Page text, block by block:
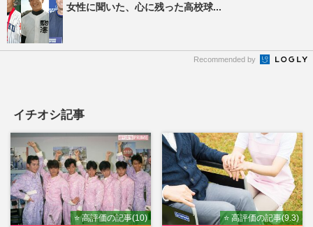
女性に聞いた、心に残った高校球...
Recommended by
イチオシ記事
⭐ 高評価の記事(10) ⭐ 高評価の記事(9.3)